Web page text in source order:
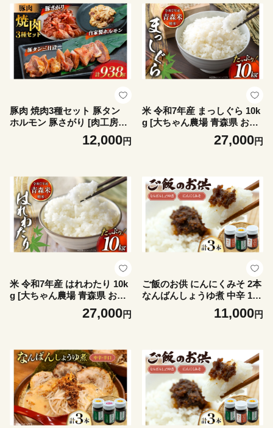
豚肉 焼肉3種セット 豚タン
ホルモン 豚さがり [肉工房た
か 青森県 おいらせ町 oi02ay
o670004] 肉 精肉 焼き肉 豚
装 真空パック
12,000円
米 令和7年産 まっしぐら 10k
g [大ちゃん農場 青森県 おい
らせ町 oi02ayo840000] こめ
お米 ごはん おにぎり コメ
27,000円
米 令和7年産 はれわたり 10k
g [大ちゃん農場 青森県 おい
らせ町 oi02ayo840001] こめ
お米 ごはん おにぎり コメ
27,000円
ご飯のお供 にんにくみそ 2本
なんばんしょうゆ煮 中辛 1本
計 3本 セット 瓶 タイプ [みむ
ら加工所 青森県 おいらせ町
め合わせ ごはんのおとも ご
はんのお供
11,000円